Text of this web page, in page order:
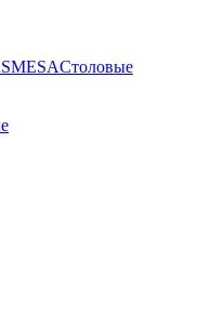
MESAСтоловые